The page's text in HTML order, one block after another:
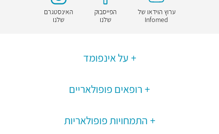
ערוץ הוידאו של
Infomed
הפייסבוק
שלנו
האינסטגרם
שלנו
על אינפומד
רופאים פופולאריים
התמחויות פופולאריות